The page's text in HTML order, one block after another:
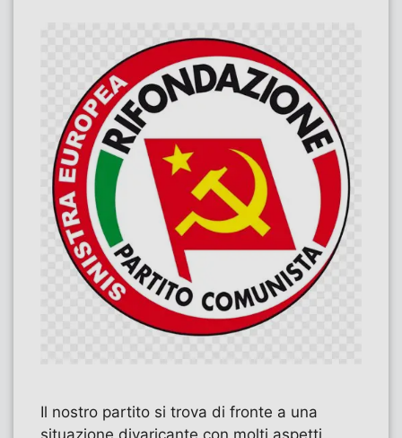
Il nostro partito si trova di fronte a una
situazione divaricante con molti aspetti